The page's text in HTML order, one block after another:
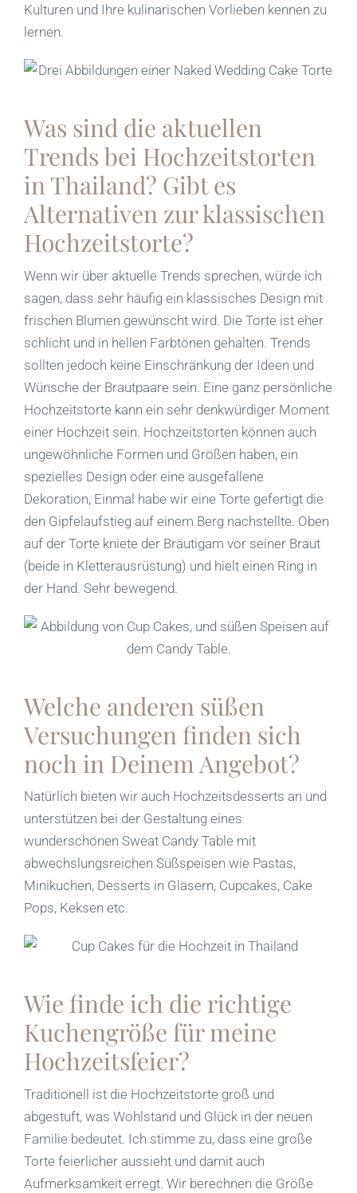
Kulturen und Ihre kulinarischen Vorlieben kennen zu
lernen.
Was sind die aktuellen
Trends bei Hochzeitstorten
in Thailand? Gibt es
Alternativen zur klassischen
Hochzeitstorte?
Wenn wir über aktuelle Trends sprechen, würde ich
sagen, dass sehr häufig ein klassisches Design mit
frischen Blumen gewünscht wird. Die Torte ist eher
schlicht und in hellen Farbtönen gehalten. Trends
sollten jedoch keine Einschränkung der Ideen und
Wünsche der Brautpaare sein. Eine ganz persönliche
Hochzeitstorte kann ein sehr denkwürdiger Moment
einer Hochzeit sein. Hochzeitstorten können auch
ungewöhnliche Formen und Größen haben, ein
spezielles Design oder eine ausgefallene
Dekoration, Einmal habe wir eine Torte gefertigt die
den Gipfelaufstieg auf einem Berg nachstellte. Oben
auf der Torte kniete der Bräutigam vor seiner Braut
(beide in Kletterausrüstung) und hielt einen Ring in
der Hand. Sehr bewegend.
Welche anderen süßen
Versuchungen finden sich
noch in Deinem Angebot?
Natürlich bieten wir auch Hochzeitsdesserts an und
unterstützen bei der Gestaltung eines
wunderschönen Sweat Candy Table mit
abwechslungsreichen Süßspeisen wie Pastas,
Minikuchen, Desserts in Gläsern, Cupcakes, Cake
Pops, Keksen etc.
Wie finde ich die richtige
Kuchengröße für meine
Hochzeitsfeier?
Traditionell ist die Hochzeitstorte groß und
abgestuft, was Wohlstand und Glück in der neuen
Familie bedeutet. Ich stimme zu, dass eine große
Torte feierlicher aussieht und damit auch
Aufmerksamkeit erregt. Wir berechnen die Größe